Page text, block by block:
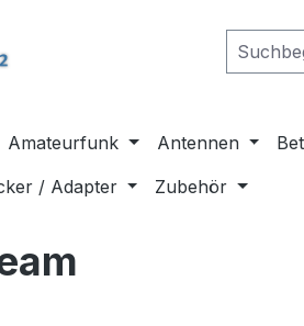
Amateurfunk Antennen
/ Adapter Zubehör